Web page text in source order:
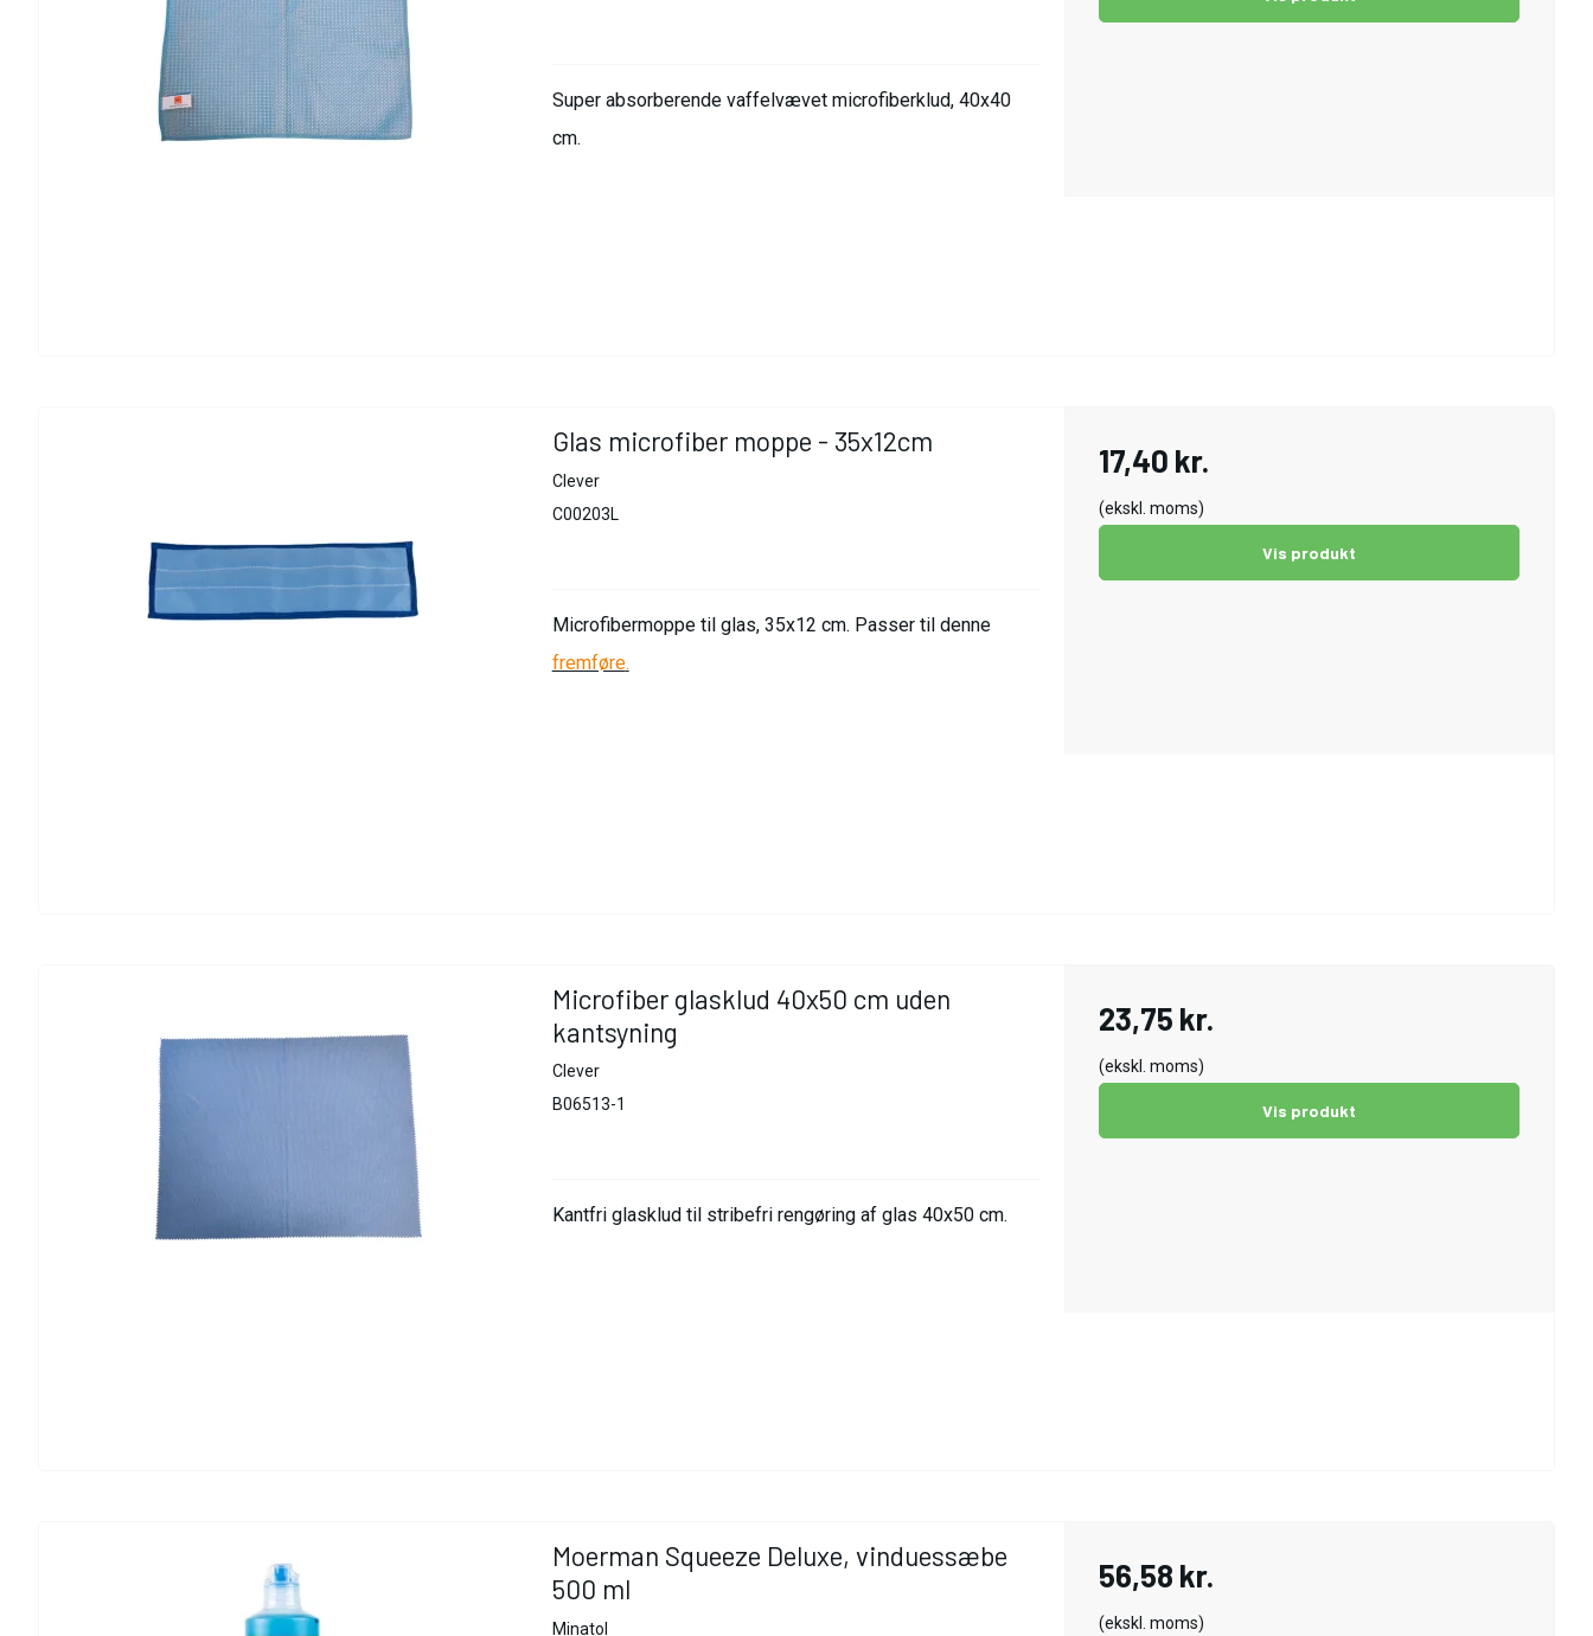
Super absorberende vaffelvævet microfiberklud, 40x40
cm.
Glas microfiber moppe - 35x12cm
Clever
C00203L
Microfibermoppe til glas, 35x12 cm. Passer til denne
fremføre.
17,40 kr.
(ekskl. moms)
Vis produkt
Microfiber glasklud 40x50 cm uden
kantsyning
Clever
B06513-1
Kantfri glasklud til stribefri rengøring af glas 40x50 cm.
23,75 kr.
(ekskl. moms)
Vis produkt
Moerman Squeeze Deluxe, vinduessæbe
500 ml
Minatol
56,58 kr.
(ekskl. moms)